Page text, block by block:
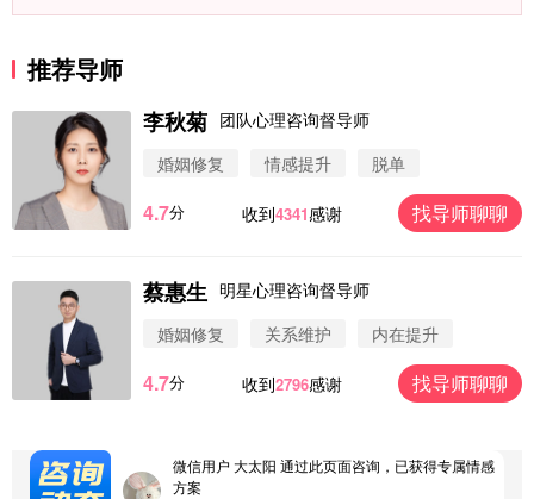
推荐导师
李秋菊 团队心理咨询督导师
婚姻修复
情感提升 脱单
4.7分 收到4341感谢 找导师聊聊
蔡惠生 明星心理咨询督导师
婚姻修复
关系维护 内在提升
4.7分 收到2796感谢 找导师聊聊
微信用户 圆圈 通过此页面咨询，已获得专属情感方
案
微信用户 Vnno 通过此页面咨询，已获得专属情感方
微信用户 大太阳 通过此页面咨询，已获得专属情感
方案